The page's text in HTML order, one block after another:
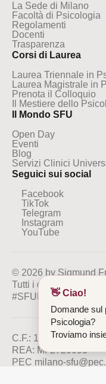
La Sede di Milano
Facoltà di Psicologia
Regolamenti
Docenti
Trasparenza
Corsi di Laurea
Laurea Triennale in
Laurea Magistrale in
Prenota il Colloquio
Il Mestiere dello
Il Mondo SFU
Open Day
Eventi
Blog
Servizi Clinici
Seguici sui social
Facebook
TikTok
Telegram
Instagram
YouTube
© 2026 by Sigmund
Tutti i diritti riservati
#SFUMILANO#BESFU
C.F.: 13386350964
REA: MI-2720093
PEC milano-
👋 Ciao!
Domande sul
Psicologia?
Troviamo